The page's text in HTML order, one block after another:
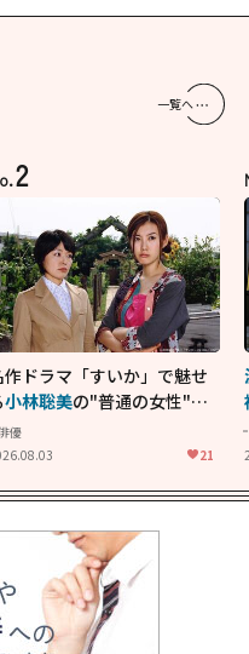
一覧へ
2
作ドラマ「すいか」で魅せ
小林聡美の"普通の女性"が
に刺さる...映画「かもめ
堂」にも通じる静かな芝居
優
21